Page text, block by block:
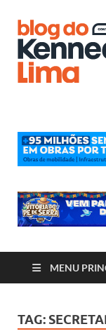
MENU
TAG: